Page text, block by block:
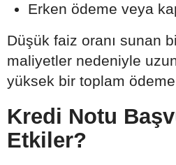
Erken ödeme veya
Düşük faiz oranı sunan
maliyetler nedeniyle
yüksek bir toplam
Kredi Notu
Etkiler?